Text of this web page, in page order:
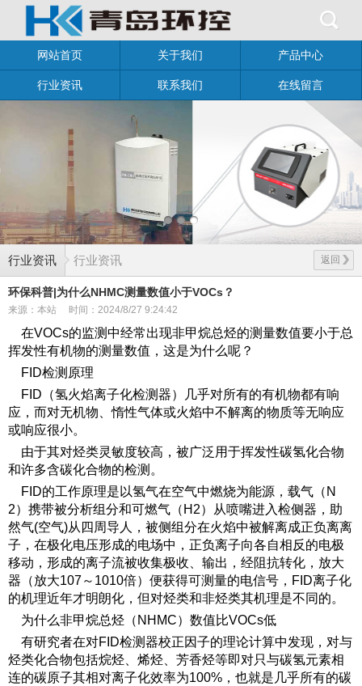
网站首页 关于我们 产品中心
行业资讯 联系我们 在线留言
行业资讯 返回
行业资讯
环保科普|为什么NHMC测量数值小于VOCs？
来源：本站 时间：2024/8/27 9:24:42
在VOCs的监测中经常出现非甲烷总烃的测量数值要小于总
挥发性有机物的测量数值，这是为什么呢？
FID检测原理
FID（氢火焰离子化检测器）几乎对所有的有机物都有响
应，而对无机物、惰性气体或火焰中不解离的物质等无响应
或响应很小。
由于其对烃类灵敏度较高，被广泛用于挥发性碳氢化合物
和许多含碳化合物的检测。
FID的工作原理是以氢气在空气中燃烧为能源，载气（N
2）携带被分析组分和可燃气（H2）从喷嘴进入检侧器，助
然气(空气)从四周导人，被侧组分在火焰中被解离成正负离离
子，在极化电压形成的电场中，正负离子向各自相反的电极
移动，形成的离子流被收集极收、输出，经阻抗转化，放大
器（放大107～1010倍）便获得可测量的电信号，FID离子化
的机理近年才明朗化，但对烃类和非烃类其机理是不同的。
为什么非甲烷总烃（NHMC） 数值比VOCs低
有研究者在对FID检测器校正因子的理论计算中发现，对与
烃类化合物包括烷烃、烯烃、芳香烃等即对只与碳氢元素相
连的碳原子其相对离子化效率为100%，也就是几乎所有的碳